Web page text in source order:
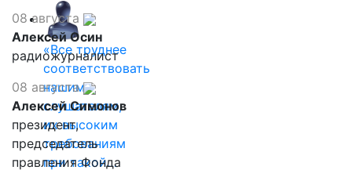
«Все труднее
соответствовать
нашим
слушателям,
их высоким
требованиям
при такой…
08 августа
Алексей Осин
радиожурналист
08 августа
Алексей Симонов
президент,
председатель
правления Фонда